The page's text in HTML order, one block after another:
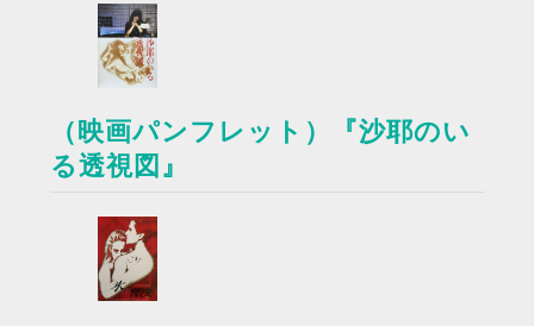
（映画パンフレット）『沙耶のい
る透視図』